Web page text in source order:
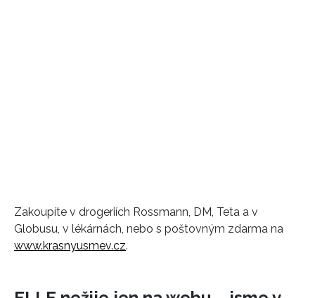
Zakoupíte v drogeriích Rossmann, DM, Teta a v
Globusu, v lékárnách, nebo s poštovným zdarma na
www.krasnyusmev.cz.